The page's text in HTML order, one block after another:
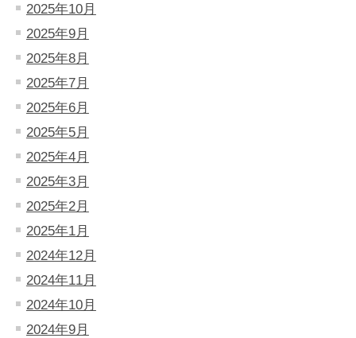
2025年10月
2025年9月
2025年8月
2025年7月
2025年6月
2025年5月
2025年4月
2025年3月
2025年2月
2025年1月
2024年12月
2024年11月
2024年10月
2024年9月